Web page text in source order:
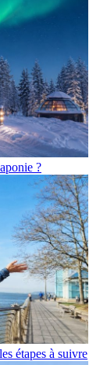
?
étapes à suivre